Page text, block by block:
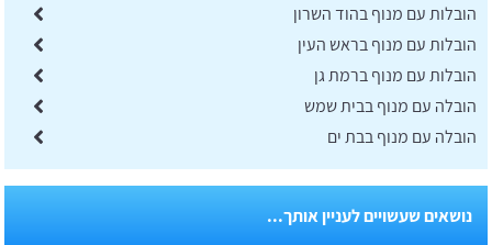
הובלות עם מנוף בהוד השרון
הובלות עם מנוף בראש העין
הובלות עם מנוף ברמת גן
הובלה עם מנוף בבית שמש
הובלה עם מנוף בבת ים
נושאים שעשויים לעניין אותך...